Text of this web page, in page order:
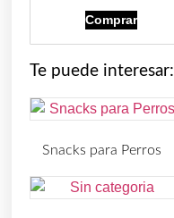
Comprar
Te puede interesar:
Snacks para Perros